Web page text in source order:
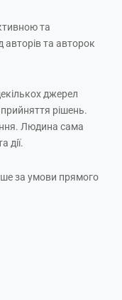
та
авторів та авторок
джерел
прийняття рішень.
Людина сама
дії.
за умови прямого